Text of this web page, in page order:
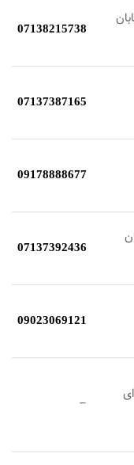
07138215738
07137387165
09178888677
07137392436
09023069121
–